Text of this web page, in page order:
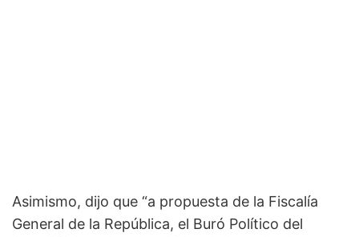
Asimismo, dijo que “a propuesta de la Fiscalía
General de la República, el Buró Político del